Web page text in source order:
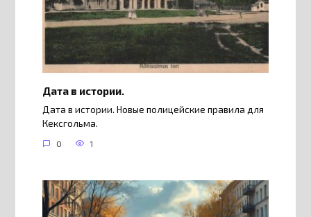
Дата в истории.
Дата в истории. Новые полицейские правила для
Кексгольма.
0 1